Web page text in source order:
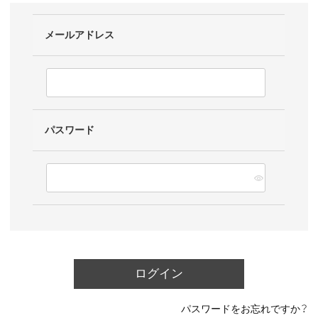
メールアドレス
パスワード
ログイン
パスワードをお忘れですか？